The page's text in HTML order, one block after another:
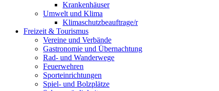
Krankenhäuser
Umwelt und Klima
Klimaschutzbeauftrage/r
Freizeit & Tourismus
Vereine und Verbände
Gastronomie und Übernachtung
Rad- und Wanderwege
Feuerwehren
Sporteinrichtungen
Spiel- und Bolzplätze